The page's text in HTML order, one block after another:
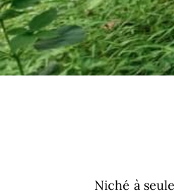
Niché à